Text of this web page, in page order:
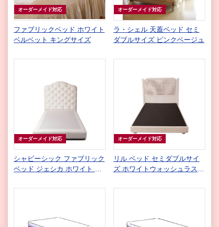
オーダーメイド対応
ファブリックベッド ホワイト
ベルベット キングサイズ
オーダーメイド対応
ラ・シェル 天蓋ベッド セミ
ダブルサイズ ピンクベージュ
オーダーメイド対応
シャビーシック ファブリック
ベッド ジェシカ ホワイト セ
オーダーメイド対応
リル ベッド セミダブルサイ
ズ ホワイトウォッシュラステ